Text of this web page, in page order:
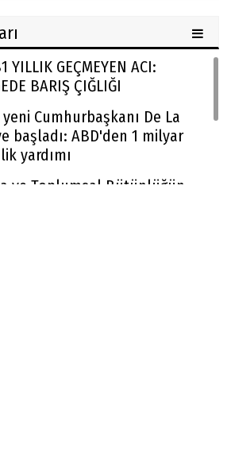
YILLIK GEÇMEYEN ACI:
BARIŞ ÇIĞLIĞI
Cumhurbaşkanı De La
başladı: ABD'den 1 milyar
yardımı
ve Toplumsal Bütünlüğün